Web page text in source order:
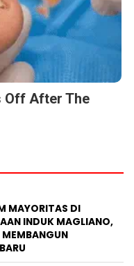
Off After The
MAYORITAS DI
INDUK MAGLIANO,